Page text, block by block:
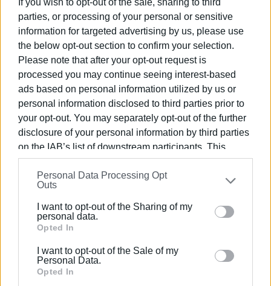
If you wish to opt-out of the sale, sharing to third
parties, or processing of your personal or sensitive
information for targeted advertising by us, please use
the below opt-out section to confirm your selection.
Please note that after your opt-out request is
processed you may continue seeing interest-based
ads based on personal information utilized by us or
personal information disclosed to third parties prior to
your opt-out. You may separately opt-out of the further
disclosure of your personal information by third parties
on the IAB’s list of downstream participants. This
information may also be disclosed by us to third parties
on theIAB’s List of Downstream Participants
that may
further disclose it to other third parties.
Please note that this website/app uses one or more
Google services and may gather and store information
behaviour. You may click to grant or deny consent to
Google and its third-party tags to use your data for
Personal Data Processing Opt
Outs
I want to opt-out of the Sharing of my
personal data.
Opted In
I want to opt-out of the Sale of my
Personal Data.
Opted In
Εμφανίσεις: 64
ΣΠΥΡΟΣ ΠΙΚΟΥΛΑΣ
Πειραιά. Συνεργάστηκε στο ξεκίνημα με την
αρχές του ΄92 και για 25 χρόνια στο «Κερκυραϊκό
Βήμα». Από το 1994 εκδότης - διευθυντής στα
«Κερκυραϊκά Σπορ» και από το 2000 και για 15
χρόνια στο «ΦΩΣ των ΣΠΟΡ». Από το 2015
εργάζεται στην «ΕΝΗΜΕΡΩΣΗ», ενώ
συνεργάστηκε με την τηλεόραση του Corfu